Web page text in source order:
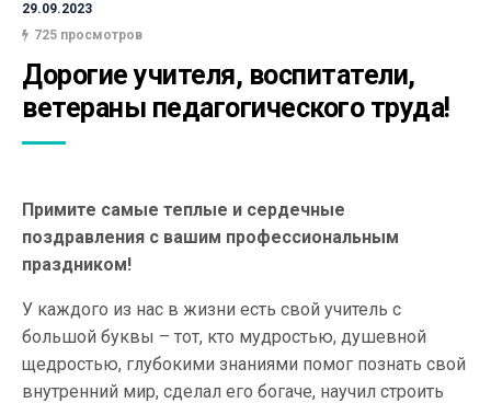
29.09.2023
725 просмотров
Дорогие учителя, воспитатели,
ветераны педагогического труда!
Примите самые теплые и сердечные
поздравления с вашим профессиональным
праздником!
У каждого из нас в жизни есть свой учитель с
большой буквы – тот, кто мудростью, душевной
щедростью, глубокими знаниями помог познать свой
внутренний мир, сделал его богаче, научил строить